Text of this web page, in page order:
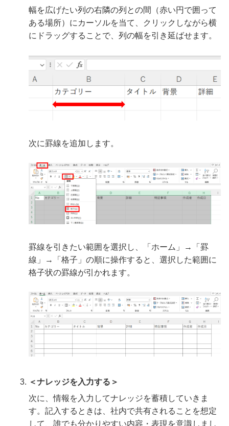
幅を広げたい列の右隣の列との間（赤い円で囲って
ある場所）にカーソルを当て、クリックしながら横
にドラッグすることで、列の幅を引き延ばせます。
次に罫線を追加します。
罫線を引きたい範囲を選択し、「ホーム」→「罫
線」→「格子」の順に操作すると、選択した範囲に
格子状の罫線が引かれます。
＜ナレッジを入力する＞
次に、情報を入力してナレッジを蓄積していきま
す。記入するときは、社内で共有されることを想定
して、誰でも分かりやすい内容・表現を意識しまし